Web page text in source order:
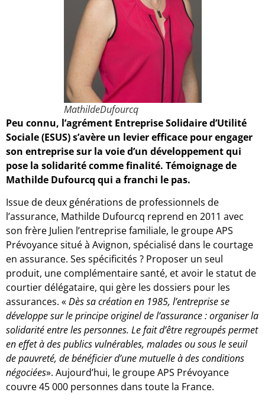
MathildeDufourcq
Peu connu, l’agrément Entreprise Solidaire d’Utilité
Sociale (ESUS) s’avère un levier efficace pour engager
son entreprise sur la voie d’un développement qui
pose la solidarité comme finalité. Témoignage de
Mathilde Dufourcq qui a franchi le pas.
Issue de deux générations de professionnels de
l’assurance, Mathilde Dufourcq reprend en 2011 avec
son frère Julien l’entreprise familiale, le groupe APS
Prévoyance situé à Avignon, spécialisé dans le courtage
en assurance. Ses spécificités ? Proposer un seul
produit, une complémentaire santé, et avoir le statut de
courtier délégataire, qui gère les dossiers pour les
assurances. «Dès sa création en 1985, l’entreprise se
développe sur le principe originel de l’assurance : organiser la
solidarité entre les personnes. Le fait d’être regroupés permet
en effet à des publics vulnérables, malades ou sous le seuil
de pauvreté, de bénéficier d’une mutuelle à des conditions
négociées». Aujourd’hui, le groupe APS Prévoyance
couvre 45 000 personnes dans toute la France.